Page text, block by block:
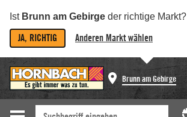
Ist Brunn am Gebirge der richtige Markt?
JA, RICHTIG Anderen Markt wählen
Brunn am Gebirge